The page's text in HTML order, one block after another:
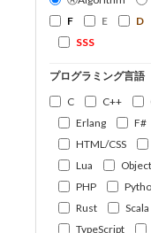
F
E D
SSS
プログラミング言語
C
C++
Erlang
F#
HTML/CSS
Lua
PHP
Rust
Scala
TypeScript